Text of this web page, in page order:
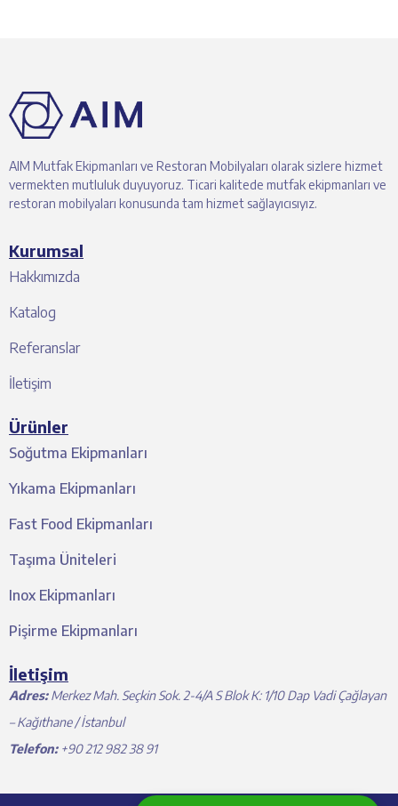
AIM Mutfak Ekipmanları ve Restoran Mobilyaları olarak sizlere hizmet
vermekten mutluluk duyuyoruz. Ticari kalitede mutfak ekipmanları ve
restoran mobilyaları konusunda tam hizmet sağlayıcısıyız.
Kurumsal
Hakkımızda
Katalog
Referanslar
İletişim
Ürünler
Soğutma Ekipmanları
Yıkama Ekipmanları
Fast Food Ekipmanları
Taşıma Üniteleri
Inox Ekipmanları
Pişirme Ekipmanları
İletişim
Adres:Merkez Mah. Seçkin Sok. 2-4/A S Blok K: 1/10 Dap Vadi Çağlayan
– Kağıthane / İstanbul
Telefon:+90 212 982 38 91